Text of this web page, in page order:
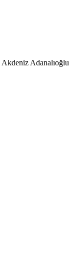
Akdeniz Adanalıoğlu